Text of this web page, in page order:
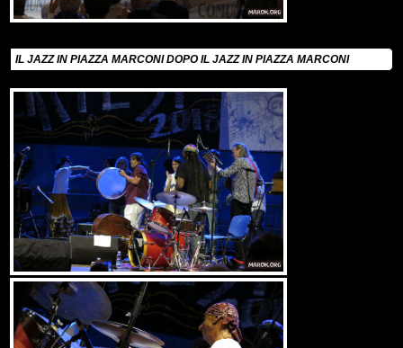
IL JAZZ IN PIAZZA MARCONI DOPO IL JAZZ IN PIAZZA MARCONI